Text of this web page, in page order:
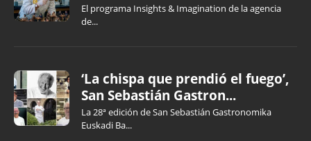
El programa Insights & Imagination de la agencia
de...
‘La chispa que prendió el fuego’,
San Sebastián Gastron...
La 28ª edición de San Sebastián Gastronomika
Euskadi Ba...